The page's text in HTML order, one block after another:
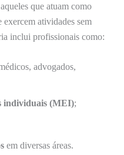
que atuam como
exercem atividades sem
inclui profissionais como:
advogados,
individuais (MEI);
em diversas áreas.